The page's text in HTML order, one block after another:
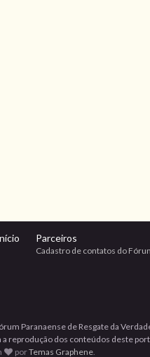
Parceiros
Cadastro de contatos do
Paranaense de Resgate da
a reprodução dos conteúdos deste
porTemas Graphene.